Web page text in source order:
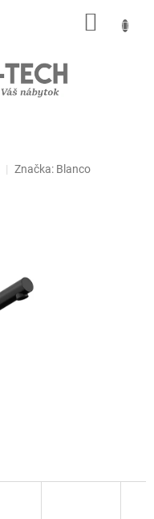
Značka: Blanco